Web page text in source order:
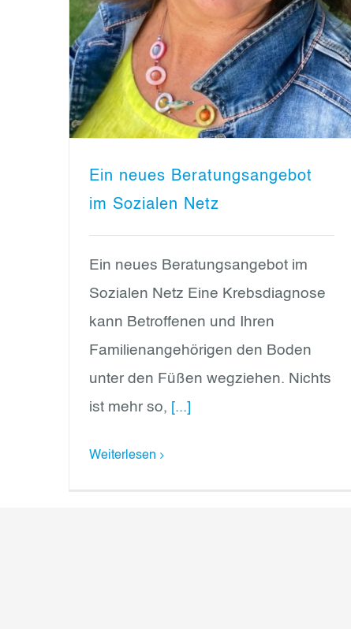
Ein neues Beratungsangebot
im Sozialen Netz
Ein neues Beratungsangebot im
Sozialen Netz Eine Krebsdiagnose
kann Betroffenen und Ihren
Familienangehörigen den Boden
unter den Füßen wegziehen. Nichts
ist mehr so, [...]
Weiterlesen